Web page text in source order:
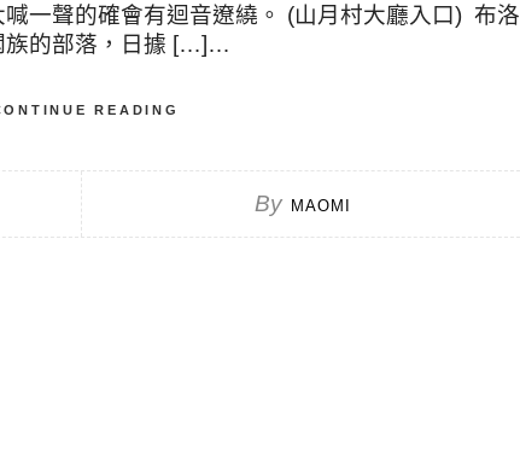
一聲的確會有迴音遼繞。 (山月村大廳入口) 布洛
族的部落，日據 […]…
READING
By MAOMI